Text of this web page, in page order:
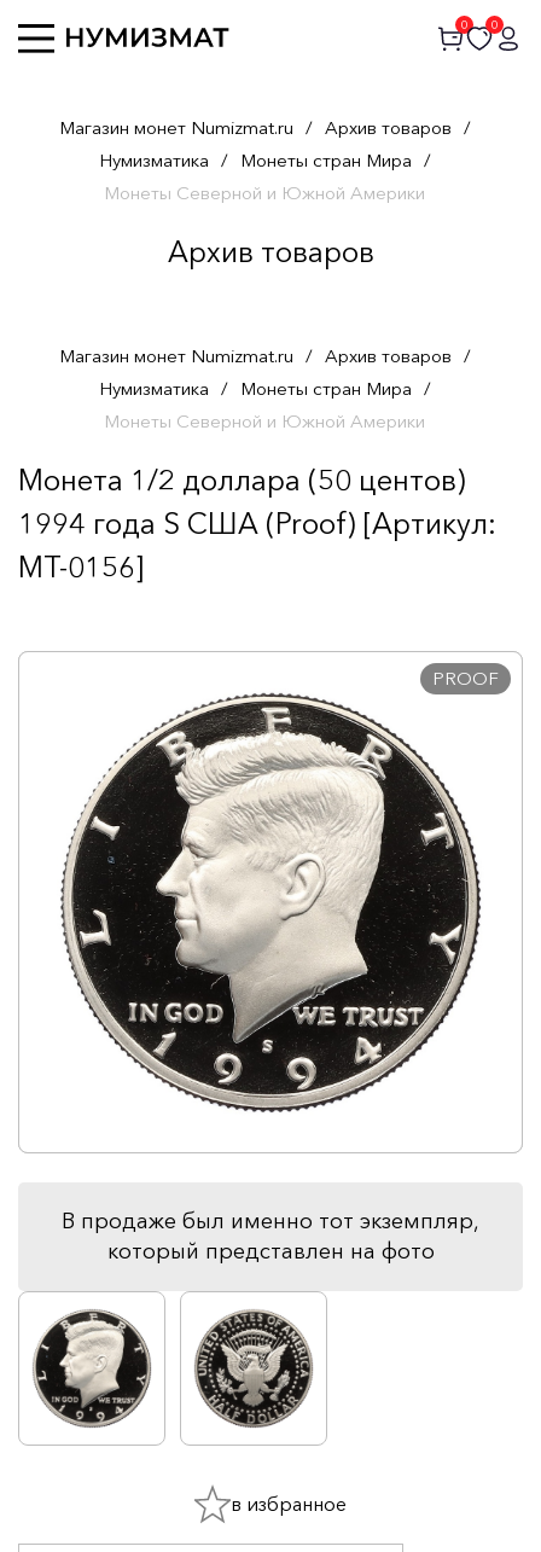
0 0
Магазин монет Numizmat.ru / Архив товаров /
Нумизматика / Монеты стран Мира /
Монеты Северной и Южной Америки
Архив товаров
Магазин монет Numizmat.ru / Архив товаров /
Нумизматика / Монеты стран Мира /
Монеты Северной и Южной Америки
Монета 1/2 доллара (50 центов)
1994 года S США (Proof) [Артикул:
MT-0156]
PROOF
В продаже был именно тот экземпляр,
который представлен на фото
в избранное